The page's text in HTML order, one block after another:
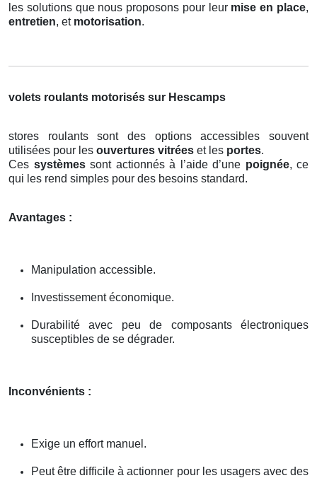
les solutions que nous proposons pour leur mise en place,
entretien, et motorisation.
volets roulants motorisés sur Hescamps
stores roulants sont des options accessibles souvent
utilisées pour les ouvertures vitrées et les portes.
Ces systèmessont actionnés à l’aide d’une poignée, ce
qui les rend simples pour des besoins standard.
Avantages :
Manipulation accessible.
Investissement économique.
Durabilité avec peu de composants électroniques
susceptibles de se dégrader.
Inconvénients :
Exige un effort manuel.
Peut être difficile à actionner pour les usagers avec des